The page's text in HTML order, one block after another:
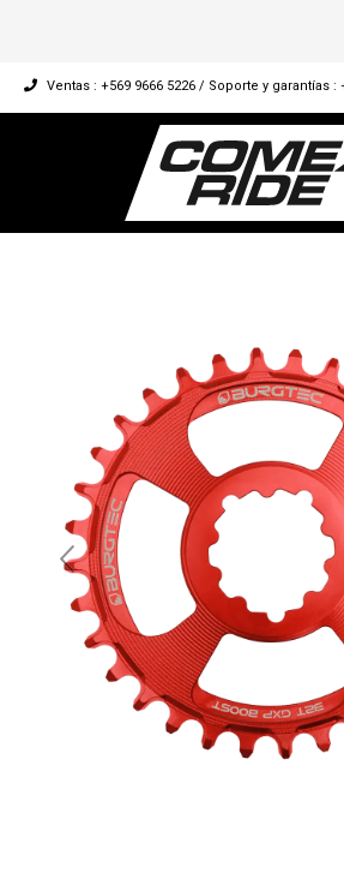
Ventas : +569 9666 5226 / Soporte y garantías :